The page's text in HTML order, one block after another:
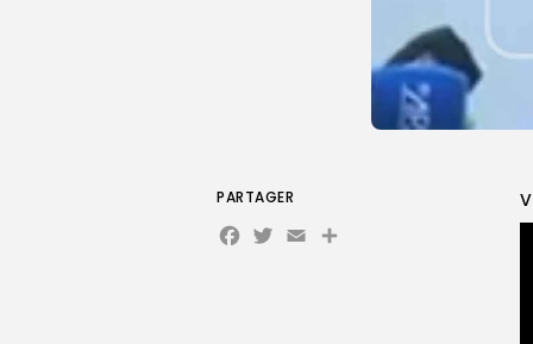
PARTAGER
Facebook
Twitter
Email